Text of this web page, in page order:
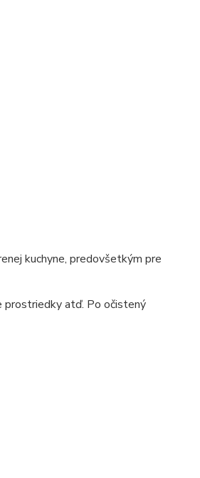
kuchyne, predovšetkým pre
prostriedky atď. Po očistený